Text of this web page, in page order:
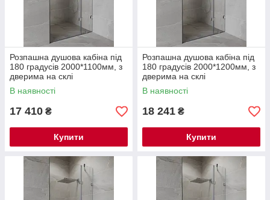
Розпашна душова кабіна під
180 градусів 2000*1100мм, з
дверима на склі
В наявності
17 410 ₴
Купити
Розпашна душова кабіна під
180 градусів 2000*1200мм, з
дверима на склі
В наявності
18 241 ₴
Купити